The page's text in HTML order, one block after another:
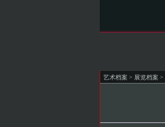
艺术档案 > 展览档案 >